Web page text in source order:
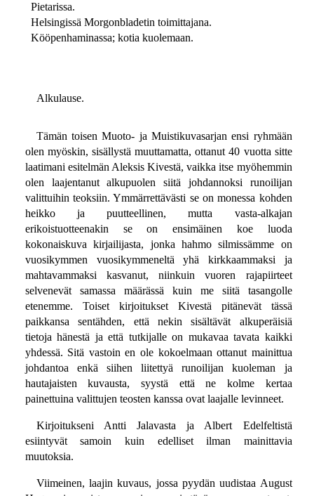
Pietarissa.
Helsingissä Morgonbladetin toimittajana.
Kööpenhaminassa; kotia kuolemaan.
Alkulause.
Tämän toisen Muoto- ja Muistikuvasarjan ensi ryhmään
olen myöskin, sisällystä muuttamatta, ottanut 40 vuotta sitte
laatimani esitelmän Aleksis Kivestä, vaikka itse myöhemmin
olen laajentanut alkupuolen siitä johdannoksi runoilijan
valittuihin teoksiin. Ymmärrettävästi se on monessa kohden
heikko ja puutteellinen, mutta vasta-alkajan
erikoistuotteenakin se on ensimäinen koe luoda
kokonaiskuva kirjailijasta, jonka hahmo silmissämme on
vuosikymmen vuosikymmeneltä yhä kirkkaammaksi ja
mahtavammaksi kasvanut, niinkuin vuoren rajapiirteet
selvenevät samassa määrässä kuin me siitä tasangolle
etenemme. Toiset kirjoitukset Kivestä pitänevät tässä
paikkansa sentähden, että nekin sisältävät alkuperäisiä
tietoja hänestä ja että tutkijalle on mukavaa tavata kaikki
yhdessä. Sitä vastoin en ole kokoelmaan ottanut mainittua
johdantoa enkä siihen liitettyä runoilijan kuoleman ja
hautajaisten kuvausta, syystä että ne kolme kertaa
painettuina valittujen teosten kanssa ovat laajalle levinneet.
Kirjoitukseni Antti Jalavasta ja Albert Edelfeltistä
esiintyvät samoin kuin edelliset ilman mainittavia
muutoksia.
Viimeinen, laajin kuvaus, jossa pyydän uudistaa August